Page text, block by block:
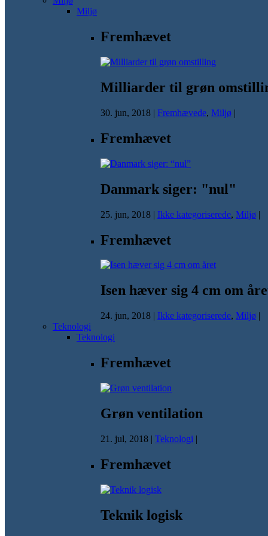
Miljø
Fremhævet
Milliarder til grøn
30. jun, 2018 | Fremhævede, Miljø |
Fremhævet
Danmark siger: "nul"
25. jun, 2018 | Ikke kategoriserede, Miljø |
Fremhævet
Isen hæver sig 4 cm om
24. jun, 2018 | Ikke kategoriserede, Miljø |
Teknologi
Teknologi
Fremhævet
Grøn ventilation
21. jul, 2018 | Teknologi |
Fremhævet
Teknik logisk